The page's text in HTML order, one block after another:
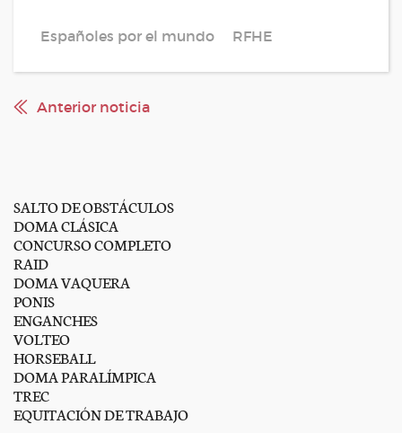
Españoles por el mundo RFHE
Anterior noticia
SALTO DE OBSTÁCULOS
DOMA CLÁSICA
CONCURSO COMPLETO
RAID
DOMA VAQUERA
PONIS
ENGANCHES
VOLTEO
HORSEBALL
DOMA PARALÍMPICA
TREC
EQUITACIÓN DE TRABAJO